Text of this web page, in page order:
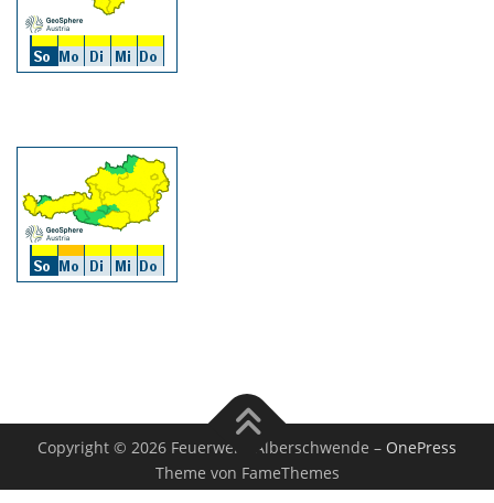
Copyright © 2026 Feuerwehr Alberschwende – OnePress
Theme von FameThemes